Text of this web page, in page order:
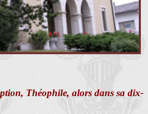
Théophile, alors dans sa dix-